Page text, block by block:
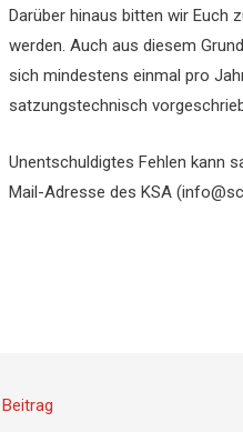
Darüber hinaus bitten wir Euch
werden. Auch aus diesem
sich mindestens einmal pro
satzungstechnisch
Unentschuldigtes Fehlen kann
Mail-Adresse des KSA